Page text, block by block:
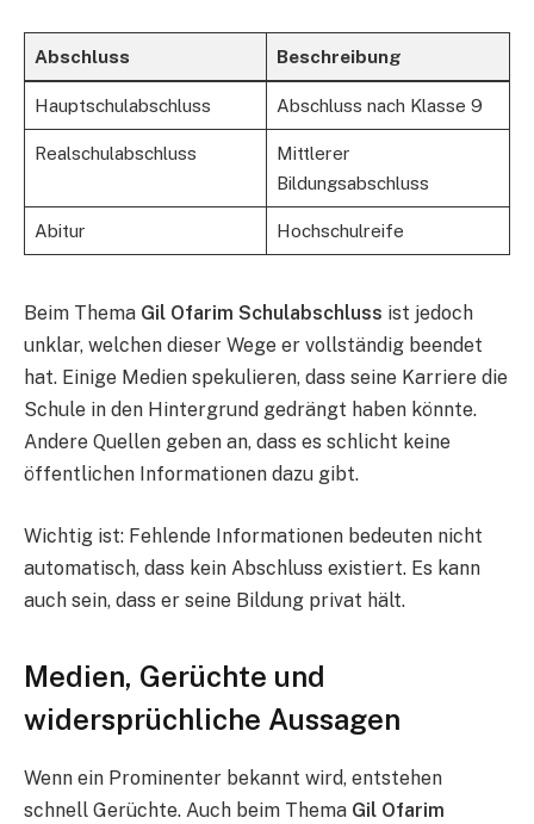
Abschluss Beschreibung
Hauptschulabschluss Abschluss nach Klasse 9
Realschulabschluss
Mittlerer
Bildungsabschluss
Abitur Hochschulreife
Beim Thema Gil Ofarim Schulabschluss ist jedoch
unklar, welchen dieser Wege er vollständig beendet
hat. Einige Medien spekulieren, dass seine Karriere die
Schule in den Hintergrund gedrängt haben könnte.
Andere Quellen geben an, dass es schlicht keine
öffentlichen Informationen dazu gibt.
Wichtig ist: Fehlende Informationen bedeuten nicht
automatisch, dass kein Abschluss existiert. Es kann
auch sein, dass er seine Bildung privat hält.
Medien, Gerüchte und
widersprüchliche Aussagen
Wenn ein Prominenter bekannt wird, entstehen
schnell Gerüchte. Auch beim Thema Gil Ofarim